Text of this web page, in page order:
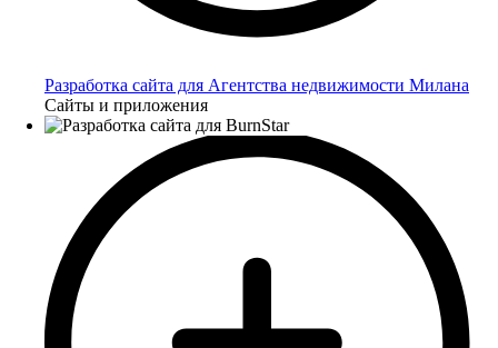
Разработка сайта для Агентства недвижимости Милана
Сайты и приложения